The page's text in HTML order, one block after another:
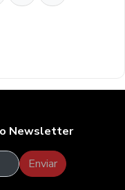
Newsletter
Enviar